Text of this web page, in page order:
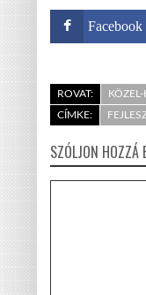
Facebook
ROVAT: KÖZEL-
CÍMKE:
SZÓLJON HOZZÁ